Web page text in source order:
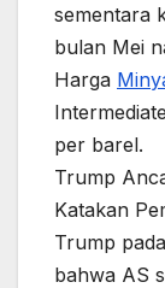
sementara
bulan Mei
Harga
per barel.
Trump
Katakan
Trump
bahwa AS